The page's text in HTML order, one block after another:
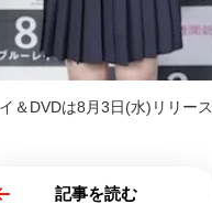
＆DVDは8月3日(水)リリース
記事を読む